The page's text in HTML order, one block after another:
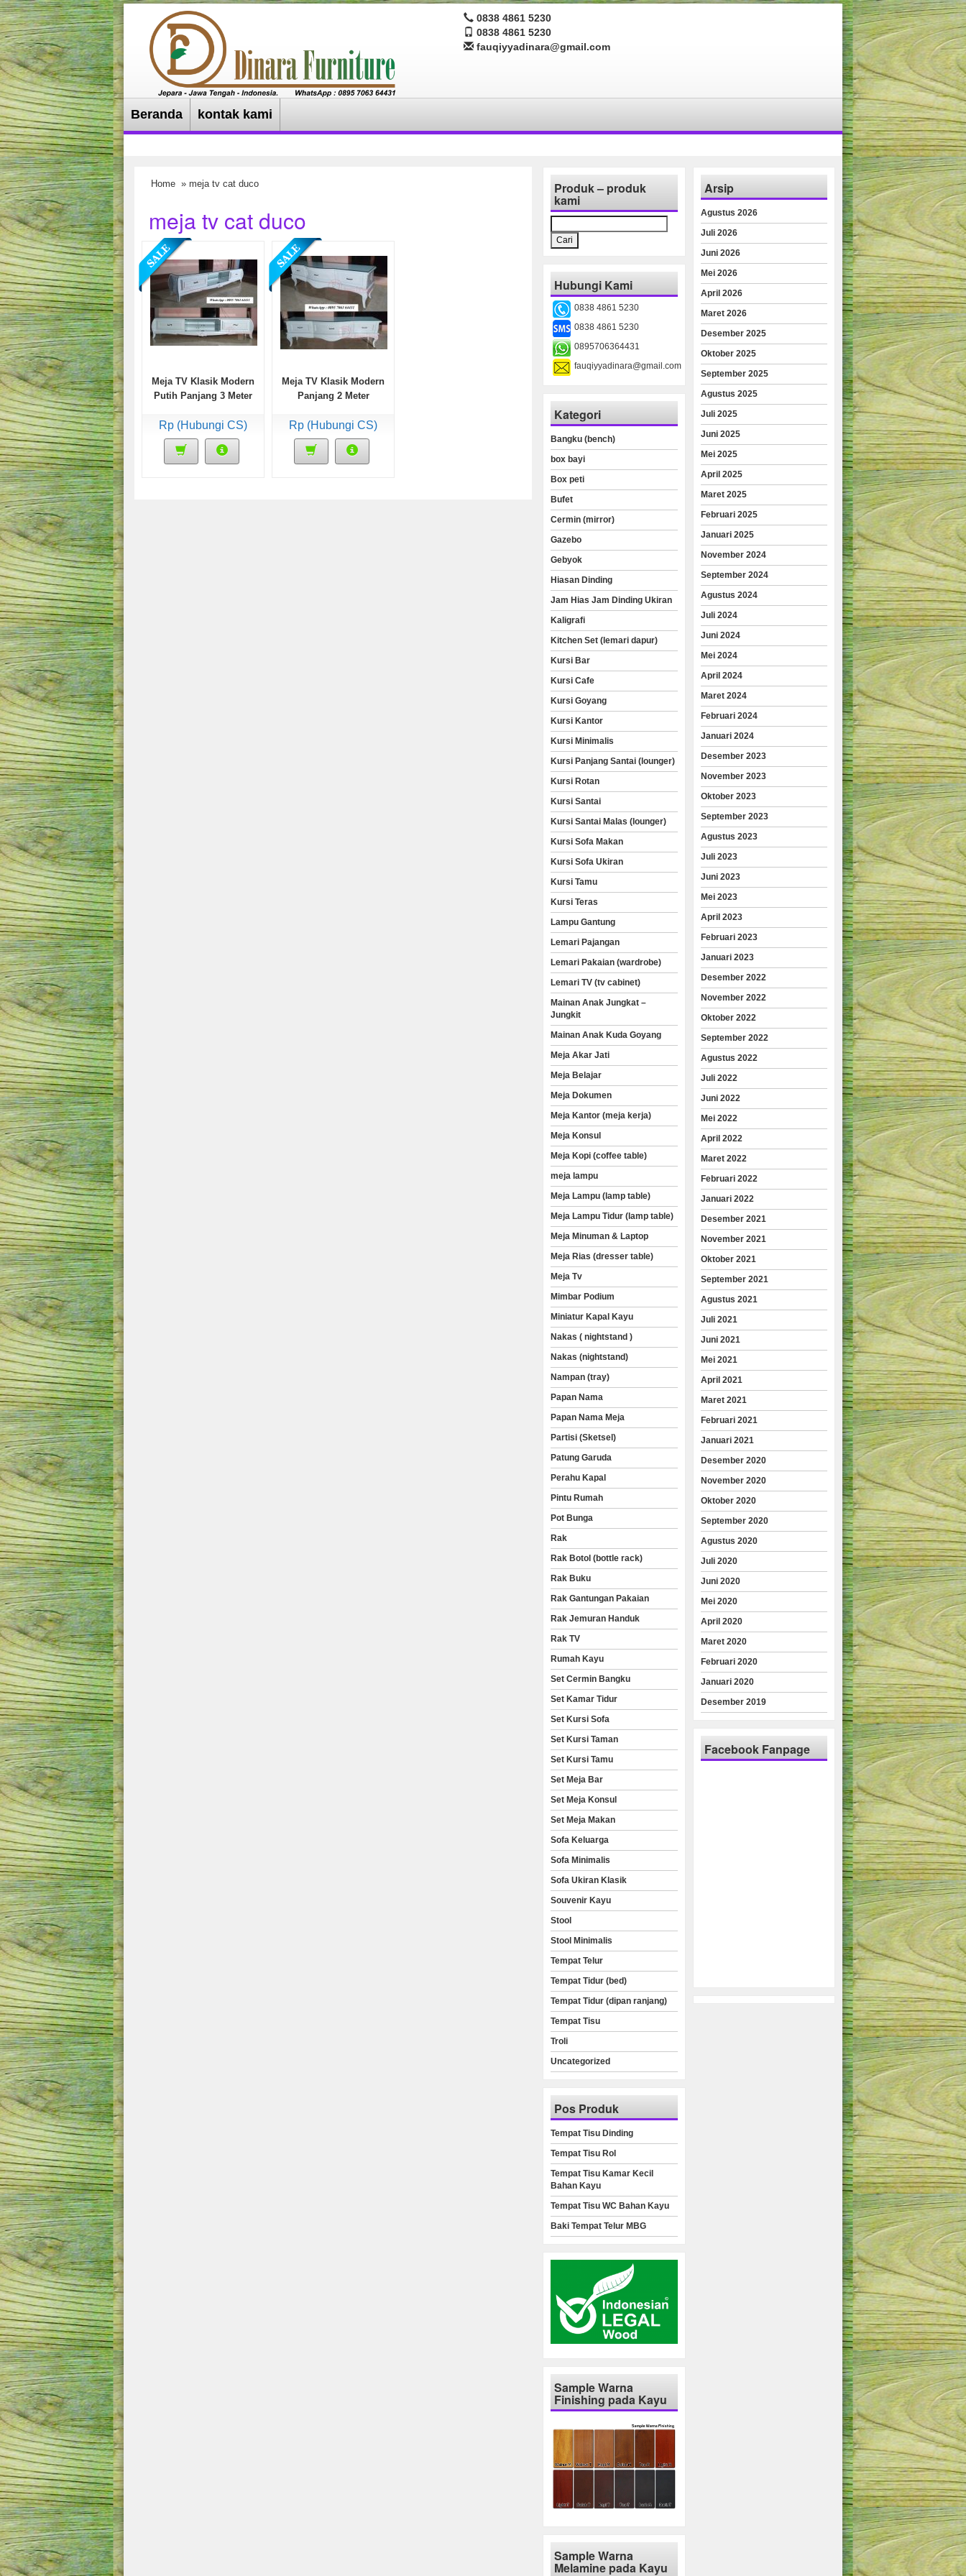
0838 4861 5230
0838 4861 5230
fauqiyyadinara@gmail.com
Beranda kontak kami
Home » meja tv cat duco
meja tv cat duco
Meja TV Klasik Modern
Putih Panjang 3 Meter
Rp (Hubungi CS)
Meja TV Klasik Modern
Panjang 2 Meter
Rp (Hubungi CS)
Produk – produk
kami
untuk:
Hubungi Kami
0838 4861 5230
0838 4861 5230
0895706364431
fauqiyyadinara@gmail.com
Kategori
Bangku (bench)
box bayi
Box peti
Bufet
Cermin (mirror)
Gazebo
Gebyok
Hiasan Dinding
Jam Hias Jam Dinding Ukiran
Kaligrafi
Kitchen Set (lemari dapur)
Kursi Bar
Kursi Cafe
Kursi Goyang
Kursi Kantor
Kursi Minimalis
Kursi Panjang Santai (lounger)
Kursi Rotan
Kursi Santai
Kursi Santai Malas (lounger)
Kursi Sofa Makan
Kursi Sofa Ukiran
Kursi Tamu
Kursi Teras
Lampu Gantung
Lemari Pajangan
Lemari Pakaian (wardrobe)
Lemari TV (tv cabinet)
Mainan Anak Jungkat –
Jungkit
Mainan Anak Kuda Goyang
Meja Akar Jati
Meja Belajar
Meja Dokumen
Meja Kantor (meja kerja)
Meja Konsul
Meja Kopi (coffee table)
meja lampu
Meja Lampu (lamp table)
Meja Lampu Tidur (lamp table)
Meja Minuman & Laptop
Meja Rias (dresser table)
Meja Tv
Mimbar Podium
Miniatur Kapal Kayu
Nakas ( nightstand )
Nakas (nightstand)
Nampan (tray)
Papan Nama
Papan Nama Meja
Partisi (Sketsel)
Patung Garuda
Perahu Kapal
Pintu Rumah
Pot Bunga
Rak
Rak Botol (bottle rack)
Rak Buku
Rak Gantungan Pakaian
Rak Jemuran Handuk
Rak TV
Rumah Kayu
Set Cermin Bangku
Set Kamar Tidur
Set Kursi Sofa
Set Kursi Taman
Set Kursi Tamu
Set Meja Bar
Set Meja Konsul
Set Meja Makan
Sofa Keluarga
Sofa Minimalis
Sofa Ukiran Klasik
Souvenir Kayu
Stool
Stool Minimalis
Tempat Telur
Tempat Tidur (bed)
Tempat Tidur (dipan ranjang)
Tempat Tisu
Troli
Uncategorized
Pos Produk
Tempat Tisu Dinding
Tempat Tisu Rol
Tempat Tisu Kamar Kecil
Bahan Kayu
Tempat Tisu WC Bahan Kayu
Baki Tempat Telur MBG
Sample Warna
Finishing pada Kayu
Sample Warna
Melamine pada Kayu
Arsip
Agustus 2026
Juli 2026
Juni 2026
Mei 2026
April 2026
Maret 2026
Desember 2025
Oktober 2025
September 2025
Agustus 2025
Juli 2025
Juni 2025
Mei 2025
April 2025
Maret 2025
Februari 2025
Januari 2025
November 2024
September 2024
Agustus 2024
Juli 2024
Juni 2024
Mei 2024
April 2024
Maret 2024
Februari 2024
Januari 2024
Desember 2023
November 2023
Oktober 2023
September 2023
Agustus 2023
Juli 2023
Juni 2023
Mei 2023
April 2023
Februari 2023
Januari 2023
Desember 2022
November 2022
Oktober 2022
September 2022
Agustus 2022
Juli 2022
Juni 2022
Mei 2022
April 2022
Maret 2022
Februari 2022
Januari 2022
Desember 2021
November 2021
Oktober 2021
September 2021
Agustus 2021
Juli 2021
Juni 2021
Mei 2021
April 2021
Maret 2021
Februari 2021
Januari 2021
Desember 2020
November 2020
Oktober 2020
September 2020
Agustus 2020
Juli 2020
Juni 2020
Mei 2020
April 2020
Maret 2020
Februari 2020
Januari 2020
Desember 2019
Facebook Fanpage